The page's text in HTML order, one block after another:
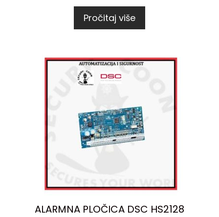
Pročitaj više
ALARMNA PLOČICA DSC HS2128